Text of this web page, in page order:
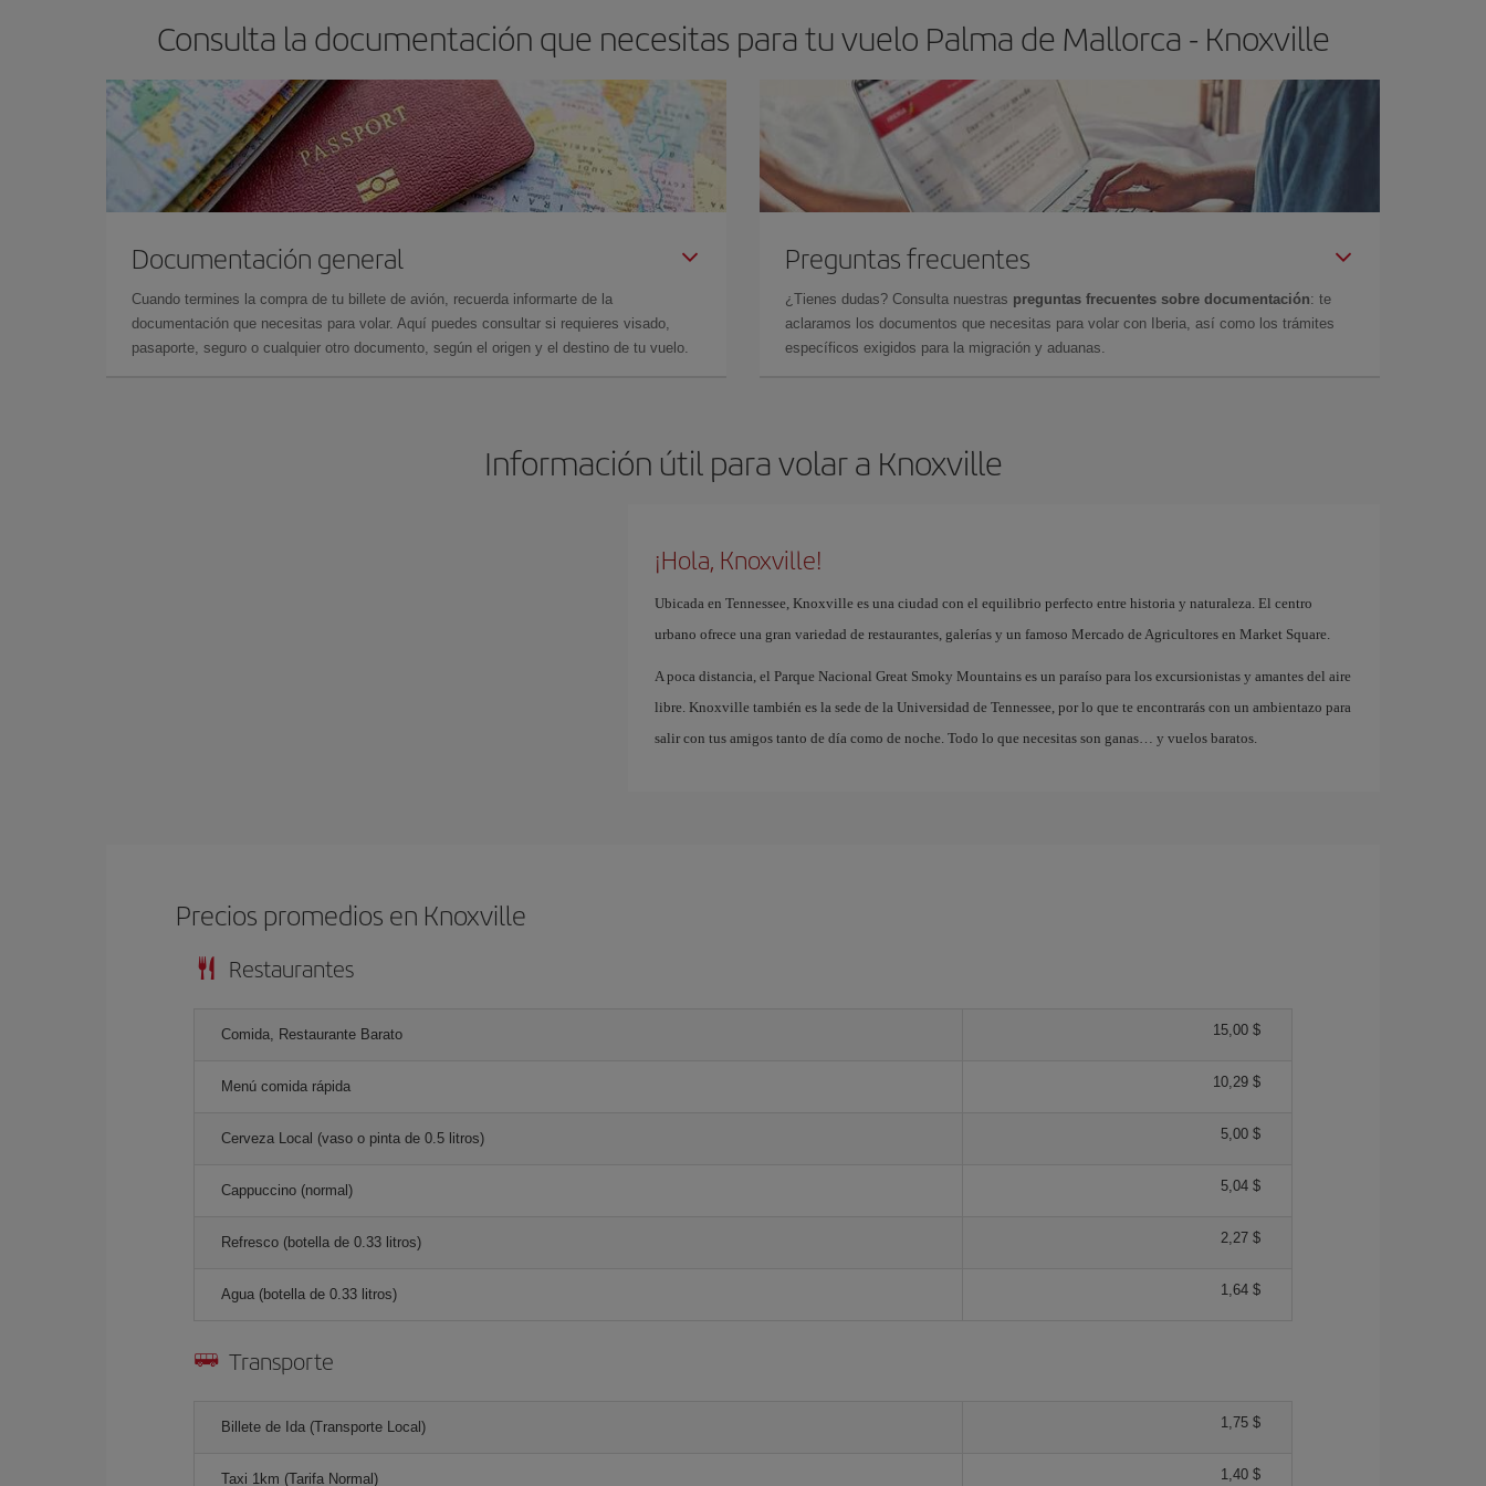
Consulta la documentación que necesitas para tu vuelo Palma de Mallorca - Knoxville
Documentación general
Cuando termines la compra de tu billete de avión, recuerda informarte de la
documentación que necesitas para volar. Aquí puedes consultar si requieres visado,
pasaporte, seguro o cualquier otro documento, según el origen y el destino de tu vuelo.
Preguntas frecuentes
¿Tienes dudas? Consulta nuestras preguntas frecuentes sobre documentación: te
aclaramos los documentos que necesitas para volar con Iberia, así como los trámites
específicos exigidos para la migración y aduanas.
Información útil para volar a Knoxville
¡Hola, Knoxville!
Ubicada en Tennessee, Knoxville es una ciudad con el equilibrio perfecto entre historia y naturaleza. El centro
urbano ofrece una gran variedad de restaurantes, galerías y un famoso Mercado de Agricultores en Market Square.
A poca distancia, el Parque Nacional Great Smoky Mountains es un paraíso para los excursionistas y amantes del aire
libre. Knoxville también es la sede de la Universidad de Tennessee, por lo que te encontrarás con un ambientazo para
salir con tus amigos tanto de día como de noche. Todo lo que necesitas son ganas… y vuelos baratos.
Precios promedios en Knoxville
Restaurantes
Comida, Restaurante Barato 15,00 $
Menú comida rápida 10,29 $
Cerveza Local (vaso o pinta de 0.5 litros) 5,00 $
Cappuccino (normal) 5,04 $
Refresco (botella de 0.33 litros) 2,27 $
Agua (botella de 0.33 litros) 1,64 $
Transporte
Billete de Ida (Transporte Local) 1,75 $
Taxi 1km (Tarifa Normal) 1,40 $